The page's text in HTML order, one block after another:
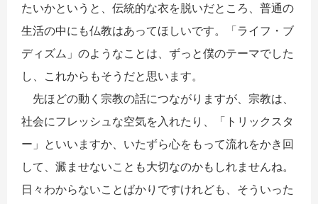
たいかというと、伝統的な衣を脱いだところ、普通の
生活の中にも仏教はあってほしいです。「ライフ・ブ
ディズム」のようなことは、ずっと僕のテーマでした
し、これからもそうだと思います。
先ほどの動く宗教の話につながりますが、宗教は、
社会にフレッシュな空気を入れたり、「トリックスタ
ー」といいますか、いたずら心をもって流れをかき回
して、澱ませないことも大切なのかもしれませんね。
日々わからないことばかりですけれども、そういった